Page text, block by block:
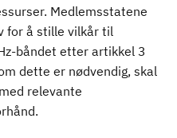
Medlemsstatene
for å stille vilkår til
båndet etter artikkel 3
dette er nødvendig, skal
relevante